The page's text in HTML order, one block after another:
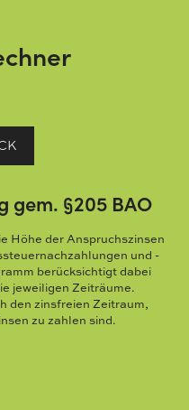
gem. §205 BAO
Höhe der Anspruchszinsen
und -
berücksichtigt dabei
jeweiligen Zeiträume.
den zinsfreien Zeitraum,
zu zahlen sind.